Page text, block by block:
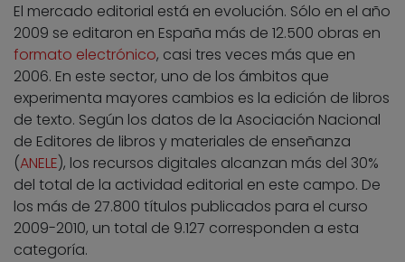
El mercado editorial está en evolución. Sólo en el año
2009 se editaron en España más de 12.500 obras en
formato electrónico, casi tres veces más que en
2006. En este sector, uno de los ámbitos que
experimenta mayores cambios es la edición de libros
de texto. Según los datos de la Asociación Nacional
de Editores de libros y materiales de enseñanza
(ANELE), los recursos digitales alcanzan más del 30%
del total de la actividad editorial en este campo. De
los más de 27.800 títulos publicados para el curso
2009-2010, un total de 9.127 corresponden a esta
categoría.